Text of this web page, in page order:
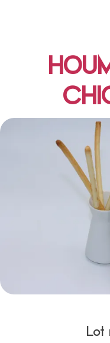
Lot